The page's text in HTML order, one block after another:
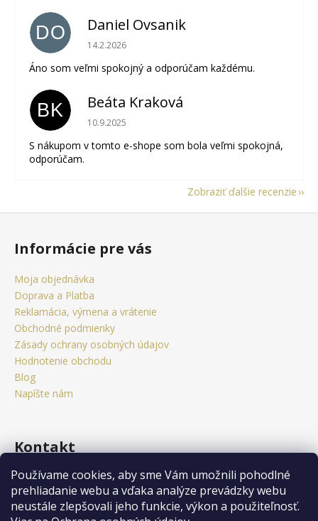
Používame cookies, aby sme Vám umožnili pohodlné
prehliadanie webu a vďaka analýze prevádzky webu
neustále zlepšovali jeho funkcie, výkon a použiteľnosť.
DO Daniel Ovsanik
Hodnotenie obchodu je 5 z 5 hviezdičiek.
14.2.2026
Áno som veľmi spokojný a odporúčam každému.
BK Beáta Kraková
Hodnotenie obchodu je 5 z 5 hviezdičiek.
10.9.2025
S nákupom v tomto e-shope som bola veľmi spokojná,
odporúčam.
Zobraziť ďalšie recenzie
Informácie pre vás
Moja objednávka
Doprava a Platba
Reklamácia, výmena a vrátenie
Obchodné podmienky
Zásady ochrany osobných údajov
Hodnotenie obchodu
Blog
Napíšte nám
Kontakt
obchod @citystorm.eu
+421 950 541 742
Sledujte nás na Facebooku